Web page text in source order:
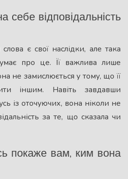
себе відповідальність
є свої наслідки, але така
про це. Її важлива лише
не замислюється у тому, що її
іншим. Навіть завдавши
із оточуючих, вона ніколи не
за те, що сказала чи
покаже вам, ким вона